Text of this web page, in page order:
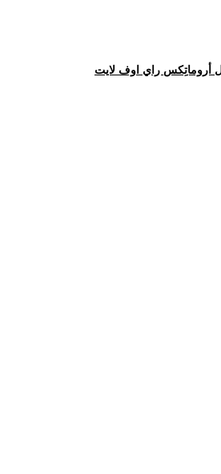
أروماتِكس راي اوف لايت